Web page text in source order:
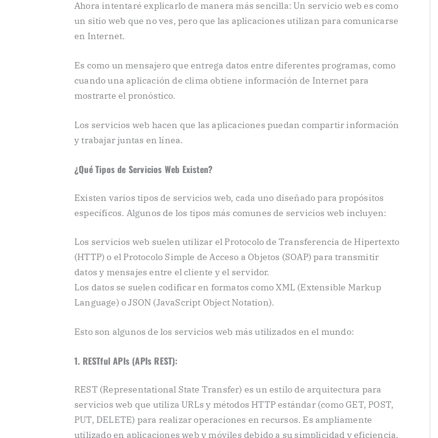
Ahora intentaré explicarlo de manera más sencilla: Un servicio web es como
un sitio web que no ves, pero que las aplicaciones utilizan para comunicarse
en Internet.
Es como un mensajero que entrega datos entre diferentes programas, como
cuando una aplicación de clima obtiene información de Internet para
mostrarte el pronóstico.
Los servicios web hacen que las aplicaciones puedan compartir información
y trabajar juntas en línea.
¿Qué Tipos de Servicios Web Existen?
Existen varios tipos de servicios web, cada uno diseñado para propósitos
específicos. Algunos de los tipos más comunes de servicios web incluyen:
Los servicios web suelen utilizar el Protocolo de Transferencia de Hipertexto
(HTTP) o el Protocolo Simple de Acceso a Objetos (SOAP) para transmitir
datos y mensajes entre el cliente y el servidor.
Los datos se suelen codificar en formatos como XML (Extensible Markup
Language) o JSON (JavaScript Object Notation).
Esto son algunos de los servicios web más utilizados en el mundo:
1. RESTful APIs (APIs REST):
REST (Representational State Transfer) es un estilo de arquitectura para
servicios web que utiliza URLs y métodos HTTP estándar (como GET, POST,
PUT, DELETE) para realizar operaciones en recursos. Es ampliamente
utilizado en aplicaciones web y móviles debido a su simplicidad y eficiencia.